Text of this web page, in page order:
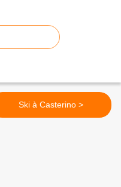
Ski à Casterino >